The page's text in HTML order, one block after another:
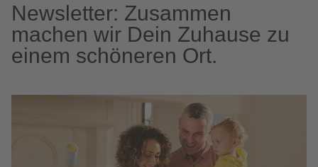
Newsletter: Zusammen
machen wir Dein Zuhause zu
einem schöneren Ort.